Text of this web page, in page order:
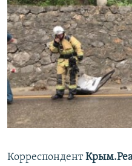
Корреспондент